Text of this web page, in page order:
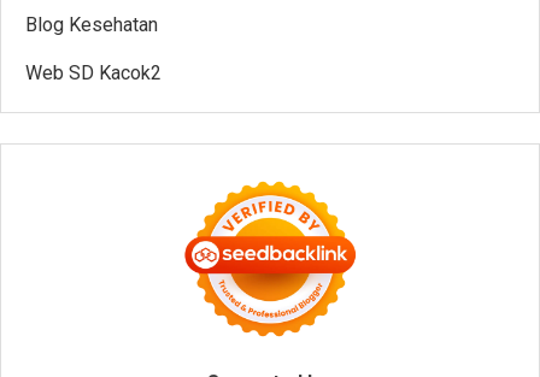
Blog Kesehatan
Web SD Kacok2